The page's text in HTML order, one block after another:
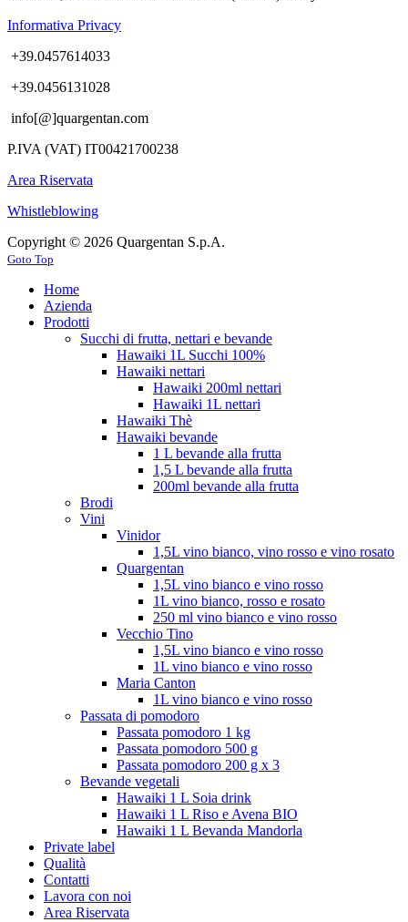
Informativa Privacy
+39.0457614033
+39.0456131028
info[@]quargentan.com
P.IVA (VAT) IT00421700238
Area Riservata
Whistleblowing
Copyright © 2026 Quargentan S.p.A.
Goto Top
Home
Azienda
Prodotti
Succhi di frutta, nettari e bevande
Hawaiki 1L Succhi 100%
Hawaiki nettari
Hawaiki 200ml nettari
Hawaiki 1L nettari
Hawaiki Thè
Hawaiki bevande
1 L bevande alla frutta
1,5 L bevande alla frutta
200ml bevande alla frutta
Brodi
Vini
Vinidor
1,5L vino bianco, vino rosso e vino rosato
Quargentan
1,5L vino bianco e vino rosso
1L vino bianco, rosso e rosato
250 ml vino bianco e vino rosso
Vecchio Tino
1,5L vino bianco e vino rosso
1L vino bianco e vino rosso
Maria Canton
1L vino bianco e vino rosso
Passata di pomodoro
Passata pomodoro 1 kg
Passata pomodoro 500 g
Passata pomodoro 200 g x 3
Bevande vegetali
Hawaiki 1 L Soia drink
Hawaiki 1 L Riso e Avena BIO
Hawaiki 1 L Bevanda Mandorla
Private label
Qualità
Contatti
Lavora con noi
Area Riservata